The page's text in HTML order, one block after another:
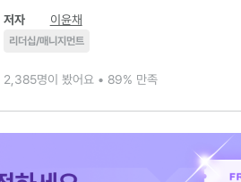
저자 이윤채
리더십/매니지먼트
2,385명이 봤어요 • 89% 만족